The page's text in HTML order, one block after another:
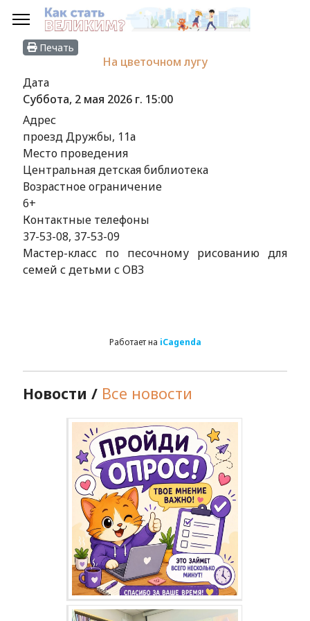
Печать
На цветочном лугу
Дата
Суббота, 2 мая 2026 г. 15:00
Адрес
проезд Дружбы, 11а
Место проведения
Центральная детская библиотека
Возрастное ограничение
6+
Контактные телефоны
37-53-08, 37-53-09
Мастер-класс по песочному рисованию для
семей с детьми с ОВЗ
Работает на iCagenda
Новости / Все новости